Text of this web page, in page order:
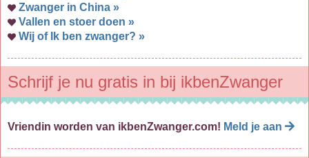
Zwanger in China »
Vallen en stoer doen »
Wij of Ik ben zwanger? »
Schrijf je nu gratis in bij ikbenZwanger
Vriendin worden van ikbenZwanger.com! Meld je aan